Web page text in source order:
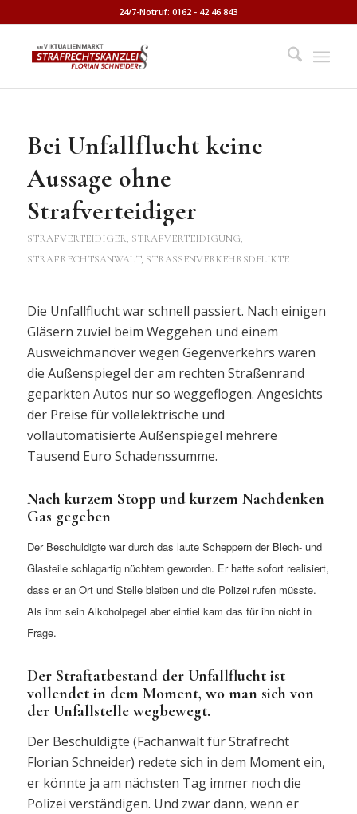
24/7-Notruf: 0162 - 42 46 843
Bei Unfallflucht keine
Aussage ohne
Strafverteidiger
STRAFVERTEIDIGER, STRAFVERTEIDIGUNG,
STRAFRECHTSANWALT, STRASSENVERKEHRSDELIKTE
Die Unfallflucht war schnell passiert. Nach einigen
Gläsern zuviel beim Weggehen und einem
Ausweichmanöver wegen Gegenverkehrs waren
die Außenspiegel der am rechten Straßenrand
geparkten Autos nur so weggeflogen. Angesichts
der Preise für vollelektrische und
vollautomatisierte Außenspiegel mehrere
Tausend Euro Schadenssumme.
Nach kurzem Stopp und kurzem Nachdenken
Gas gegeben
Der Beschuldigte war durch das laute Scheppern der Blech- und
Glasteile schlagartig nüchtern geworden. Er hatte sofort realisiert,
dass er an Ort und Stelle bleiben und die Polizei rufen müsste.
Als ihm sein Alkoholpegel aber einfiel kam das für ihn nicht in
Frage.
Der Straftatbestand der Unfallflucht ist
vollendet in dem Moment, wo man sich von
der Unfallstelle wegbewegt.
Der Beschuldigte (Fachanwalt für Strafrecht
Florian Schneider) redete sich in dem Moment ein,
er könnte ja am nächsten Tag immer noch die
Polizei verständigen. Und zwar dann, wenn er